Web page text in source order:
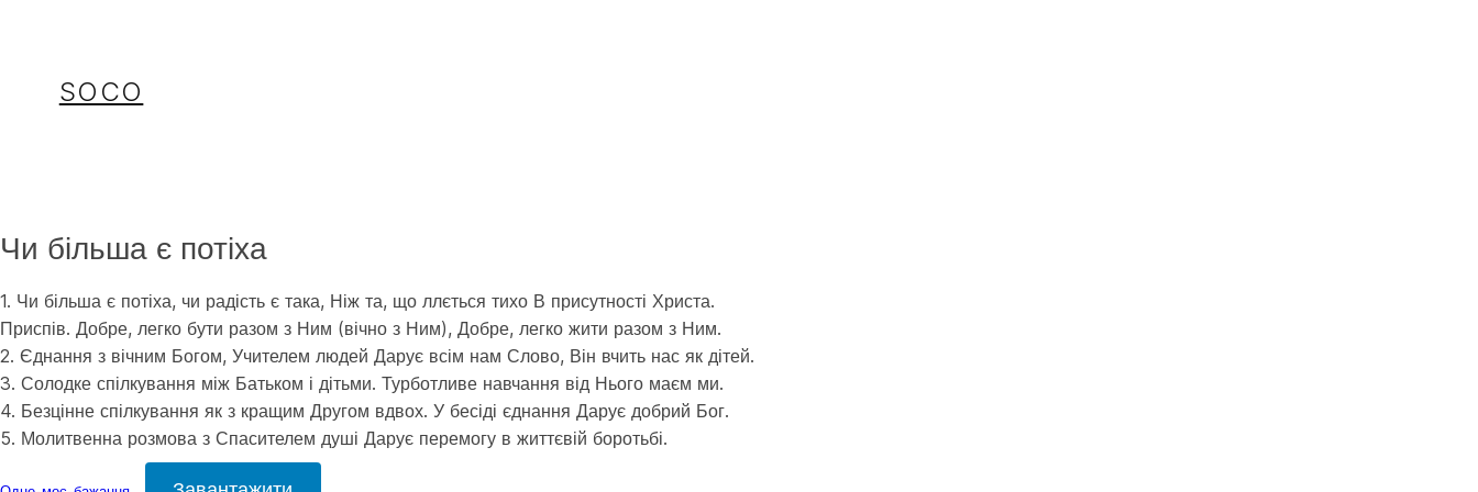
SOCO
Чи більша є потіха
1. Чи більша є потіха, чи радість є така, Ніж та, що ллється тихо В присутності Христа.
Приспів. Добре, легко бути разом з Ним (вічно з Ним), Добре, легко жити разом з Ним.
2. Єднання з вічним Богом, Учителем людей Дарує всім нам Слово, Він вчить нас як дітей.
3. Солодке спілкування між Батьком і дітьми. Турботливе навчання від Нього маєм ми.
4. Безцінне спілкування як з кращим Другом вдвох. У бесіді єднання Дарує добрий Бог.
5. Молитвенна розмова з Спасителем душі Дарує перемогу в життєвій боротьбі.